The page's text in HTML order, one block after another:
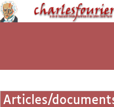
Articles/